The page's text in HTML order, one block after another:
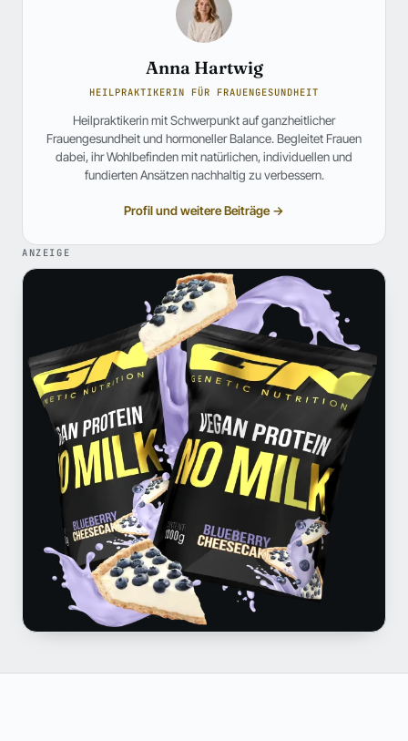
Anna Hartwig
HEILPRAKTIKERIN FÜR FRAUENGESUNDHEIT
Heilpraktikerin mit Schwerpunkt auf ganzheitlicher
Frauengesundheit und hormoneller Balance. Begleitet Frauen
dabei, ihr Wohlbefinden mit natürlichen, individuellen und
fundierten Ansätzen nachhaltig zu verbessern.
Profil und weitere Beiträge →
ANZEIGE